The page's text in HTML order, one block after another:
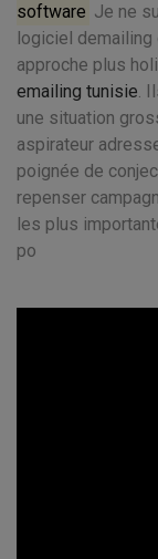
software Je ne
logiciel demailing
approche plus
emailing tunisie.
une situation
aspirateur
poignée de
repenser
les plus
po